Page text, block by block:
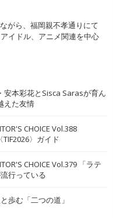
がら、福岡親不孝通りにて
イドル、アニメ関連を中心
安本彩花とSisca Sarasが育ん
えた友情
CHOICE Vol.388
TIF2026〉ガイド
CHOICE Vol.379 「ラテ
行っている
歩む「二つの道」